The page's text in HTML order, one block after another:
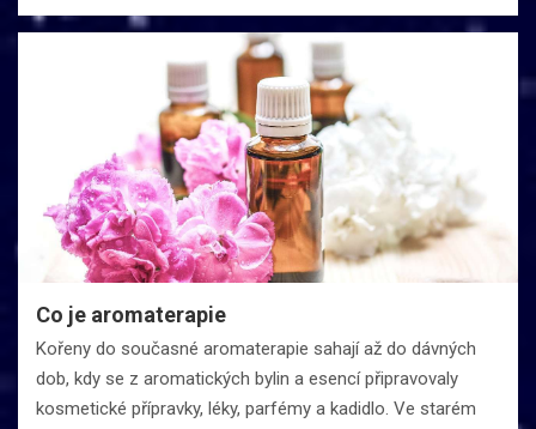
Co je aromaterapie
Kořeny do současné aromaterapie sahají až do dávných
dob, kdy se z aromatických bylin a esencí připravovaly
kosmetické přípravky, léky, parfémy a kadidlo. Ve starém